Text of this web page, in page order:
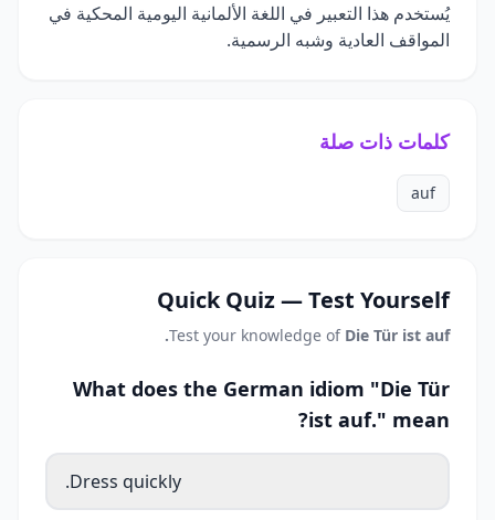
يُستخدم هذا التعبير في اللغة الألمانية اليومية المحكية في
المواقف العادية وشبه الرسمية.
كلمات ذات صلة
auf
Quick Quiz — Test Yourself
Test your knowledge of Die Tür ist auf.
What does the German idiom "Die Tür
ist auf." mean?
Dress quickly.